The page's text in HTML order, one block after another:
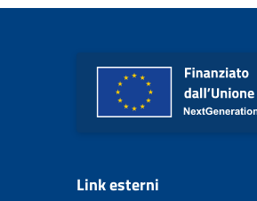
Link esterni